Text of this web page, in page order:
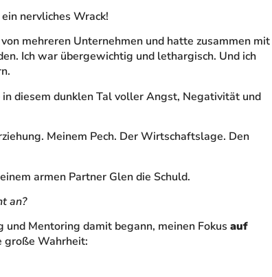
nervliches Wrack!
mehreren Unternehmen und hatte zusammen mit
Ich war übergewichtig und lethargisch. Und ich
diesem dunklen Tal voller Angst, Negativität und
Meinem Pech. Der Wirtschaftslage. Den
armen Partner Glen die Schuld.
an?
und Mentoring damit begann, meinen Fokus auf
große Wahrheit: